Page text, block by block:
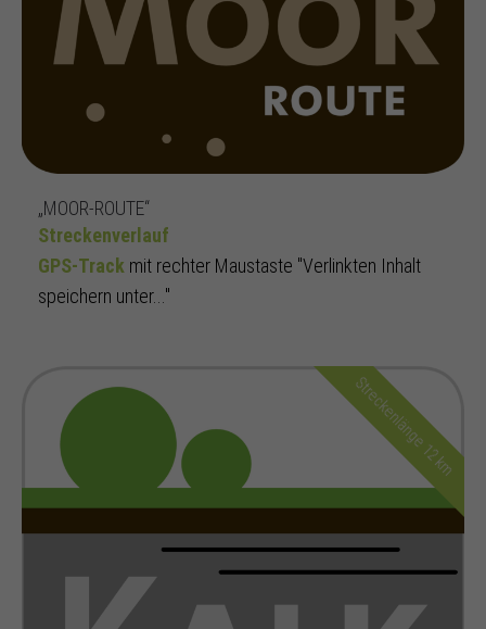
„MOOR-ROUTE“
Streckenverlauf
GPS-Track mit rechter Maustaste "Verlinkten Inhalt
speichern unter..."
Streckenlänge 12 km